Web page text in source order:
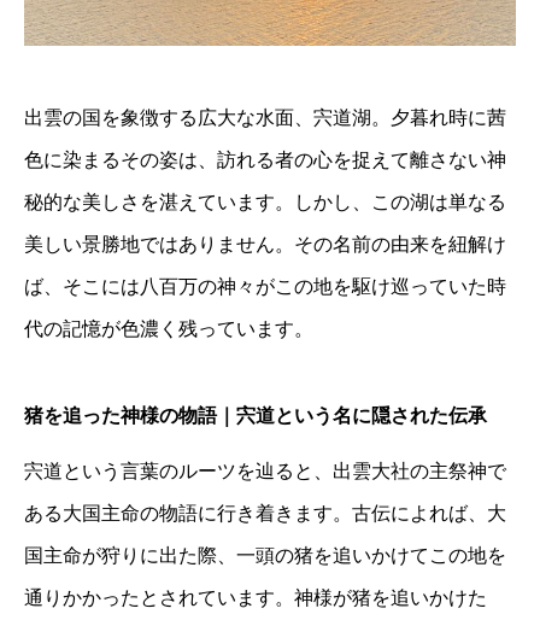
出雲の国を象徴する広大な水面、宍道湖。夕暮れ時に茜
色に染まるその姿は、訪れる者の心を捉えて離さない神
秘的な美しさを湛えています。しかし、この湖は単なる
美しい景勝地ではありません。その名前の由来を紐解け
ば、そこには八百万の神々がこの地を駆け巡っていた時
代の記憶が色濃く残っています。
猪を追った神様の物語｜宍道という名に隠された伝承
宍道という言葉のルーツを辿ると、出雲大社の主祭神で
ある大国主命の物語に行き着きます。古伝によれば、大
国主命が狩りに出た際、一頭の猪を追いかけてこの地を
通りかかったとされています。神様が猪を追いかけた